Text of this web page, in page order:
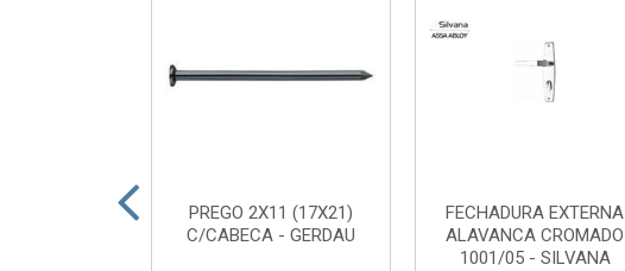
PREGO 2X11 (17X21)
C/CABECA - GERDAU
FECHADURA EXTERNA
ALAVANCA CROMADO
1001/05 - SILVANA